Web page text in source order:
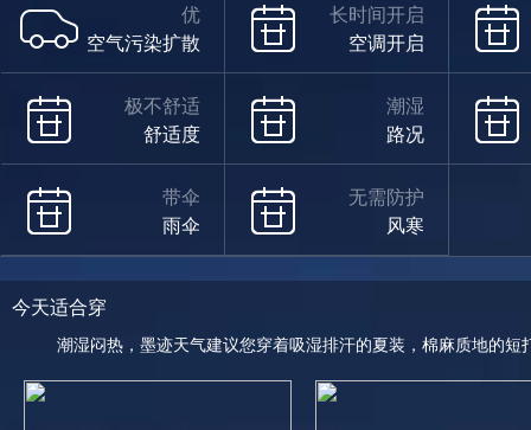
优
空气污染扩散
长时间开启
空调开启
极不舒适
舒适度
潮湿
路况
带伞
雨伞
无需防护
风寒
今天适合穿
潮湿闷热，墨迹天气建议您穿着吸湿排汗的夏装，棉麻质地的短